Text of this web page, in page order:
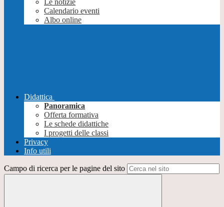
Le notizie
Calendario eventi
Albo online
Didattica
Panoramica
Offerta formativa
Le schede didattiche
I progetti delle classi
Privacy
Info utili
Campo di ricerca per le pagine del sito